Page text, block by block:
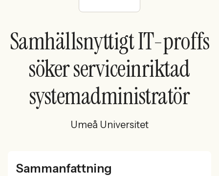
Sök med AI
Ny här? Skapa konto
Samhällsnyttigt IT-proffs
söker serviceinriktad
systemadministratör
Umeå Universitet
Sammanfattning